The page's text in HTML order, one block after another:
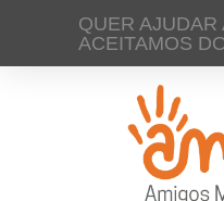
QUER AJUDAR
ACEITAMOS